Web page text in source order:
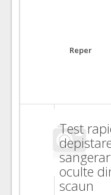
Reper
Test
oculte
scaun